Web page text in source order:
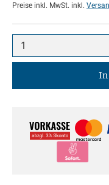
Preise inkl. MwSt. inkl.
In